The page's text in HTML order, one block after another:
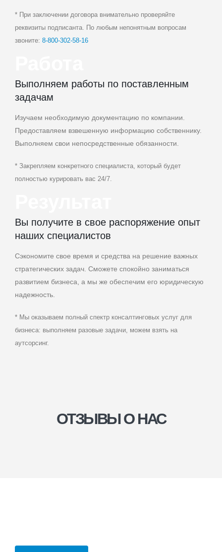
* При заключении договора внимательно проверяйте
реквизиты подписанта. По любым непонятным вопросам
звоните: 8‑800‑302‑58‑16
Выполняем работы по поставленным
задачам
Изучаем необходимую документацию по компании.
Предоставляем взвешенную информацию собственнику.
Выполняем свои непосредственные обязанности.
* Закрепляем конкретного специалиста, который будет
полностью курировать вас 24/7.
Вы получите в свое распоряжение опыт
наших специалистов
Сэкономите свое время и средства на решение важных
стратегических задач. Сможете спокойно заниматься
развитием бизнеса, а мы же обеспечим его юридическую
надежность.
* Мы оказываем полный спектр консалтинговых услуг для
бизнеса: выполняем разовые задачи, можем взять на
аутсорсинг.
ОТЗЫВЫ О НАС